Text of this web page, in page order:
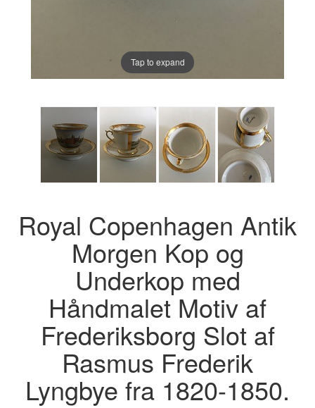
Tap to expand
Royal Copenhagen Antik
Morgen Kop og
Underkop med
Håndmalet Motiv af
Frederiksborg Slot af
Rasmus Frederik
Lyngbye fra 1820-1850.